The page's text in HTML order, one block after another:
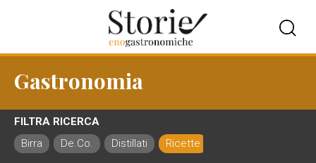
Gastronomia
FILTRA RICERCA
Birra
De.Co. Distillati Ricette